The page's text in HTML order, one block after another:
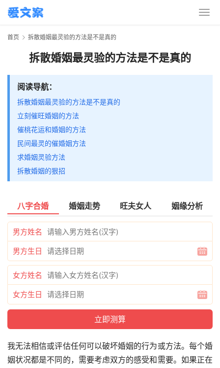
首页 拆散婚姻最灵验的方法是不是真的
拆散婚姻最灵验的方法是不是真的
阅读导航：
拆散婚姻最灵验的方法是不是真的
立刻催旺婚姻的方法
催桃花运和婚姻的方法
民间最灵的催婚姻方法
求婚姻灵验方法
拆散婚姻的狠招
八字合婚 婚姻走势 旺夫女人 姻缘分析
男方姓名
男方生日
女方姓名
女方生日
我无法相信或评估任何可以破坏婚姻的行为或方法。每个婚
姻状况都是不同的，需要考虑双方的感受和需要。如果正在